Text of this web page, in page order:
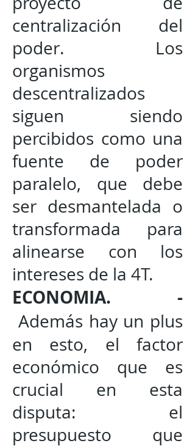
centralización del
poder. Los
organismos
descentralizados
siguen siendo
percibidos como una
fuente de poder
paralelo, que debe
ser desmantelada o
transformada para
alinearse con los
intereses de la 4T.
ECONOMIA. -
Además hay un plus
en esto, el factor
económico que es
crucial en esta
disputa: el
presupuesto que